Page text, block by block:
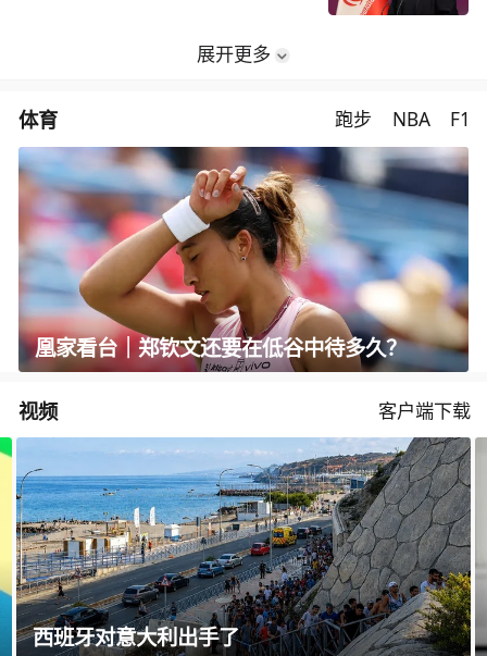
展开更多
体育 跑步 NBA F1
凰家看台｜郑钦文还要在低谷中待多久？
视频 客户端下载
西班牙对意大利出手了